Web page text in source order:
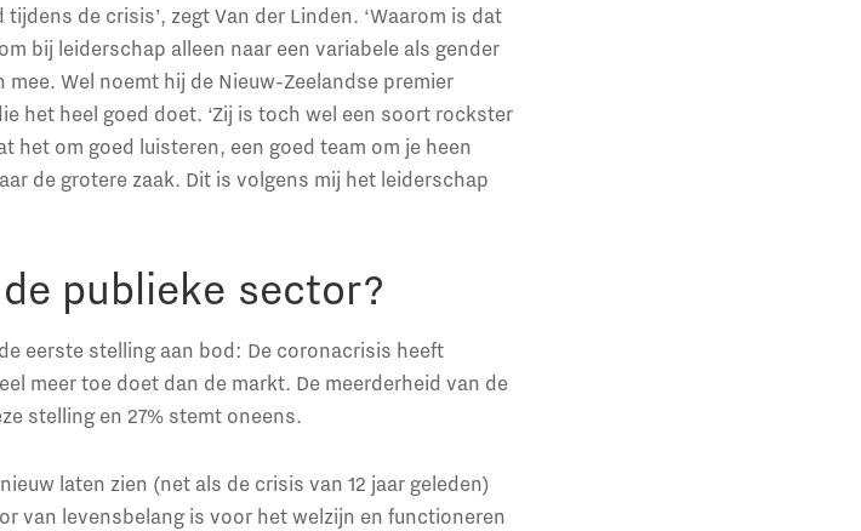
de crisis’, zegt Van der Linden. ‘Waarom is dat
bij leiderschap alleen naar een variabele als gender
Wel noemt hij de Nieuw-Zeelandse premier
het heel goed doet. ‘Zij is toch wel een soort rockster
om goed luisteren, een goed team om je heen
de grotere zaak. Dit is volgens mij het leiderschap
publieke sector?
eerste stelling aan bod: De coronacrisis heeft
meer toe doet dan de markt. De meerderheid van de
stelling en 27% stemt oneens.
laten zien (net als de crisis van 12 jaar geleden)
van levensbelang is voor het welzijn en functioneren